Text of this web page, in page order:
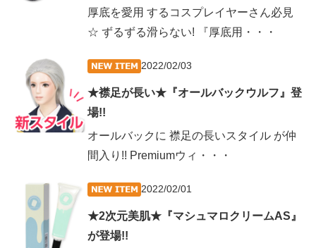
厚底を愛用 するコスプレイヤーさん必見
☆ ずるずる滑らない! 『厚底用・・・
2022/02/03
★襟足が長い★『オールバックウルフ』登
場!!
オールバックに 襟足の長いスタイル が仲
間入り!! Premiumウィ・・・
2022/02/01
★2次元美肌★『マシュマロクリームAS』
が登場!!